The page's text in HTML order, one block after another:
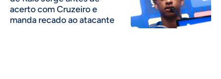
acerto com Cruzeiro e
manda recado ao atacante